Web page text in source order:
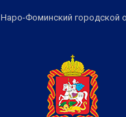
Наро-Фоминский городской